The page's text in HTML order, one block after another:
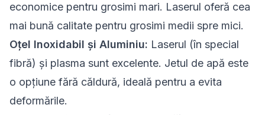
economice pentru grosimi mari. Laserul oferă cea
mai bună calitate pentru grosimi medii spre mici.
Oțel Inoxidabil și Aluminiu: Laserul (în special
fibră) și plasma sunt excelente. Jetul de apă este
o opțiune fără căldură, ideală pentru a evita
deformările.